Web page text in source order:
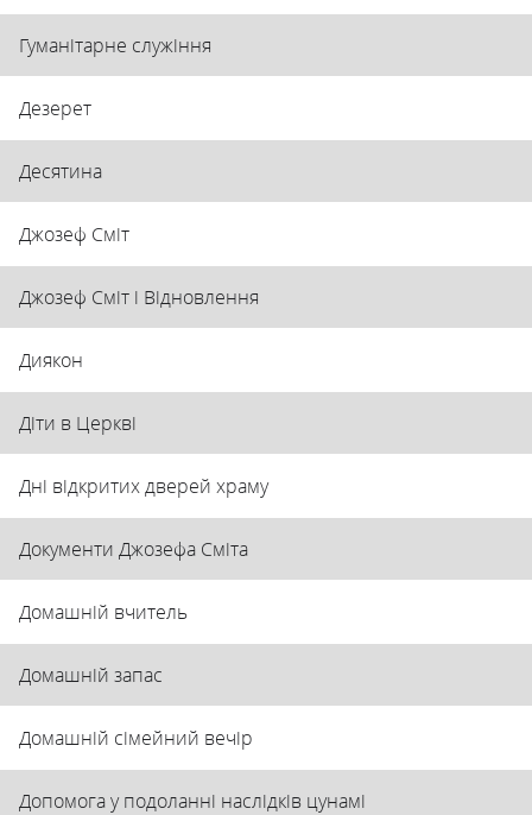
Гуманітарне служіння
Дезерет
Десятина
Джозеф Сміт
Джозеф Сміт і Відновлення
Диякон
Діти в Церкві
Дні відкритих дверей храму
Документи Джозефа Сміта
Домашній вчитель
Домашній запас
Домашній сімейний вечір
Допомога у подоланні наслідків цунамі